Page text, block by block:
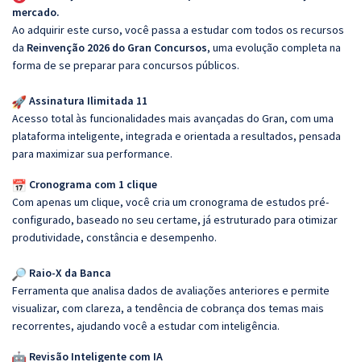
mercado.
Ao adquirir este curso, você passa a estudar com todos os recursos
da Reinvenção 2026 do Gran Concursos, uma evolução completa na
forma de se preparar para concursos públicos.
Assinatura Ilimitada 11
Acesso total às funcionalidades mais avançadas do Gran, com uma
plataforma inteligente, integrada e orientada a resultados, pensada
para maximizar sua performance.
Cronograma com 1 clique
Com apenas um clique, você cria um cronograma de estudos pré-
configurado, baseado no seu certame, já estruturado para otimizar
produtividade, constância e desempenho.
Raio-X da Banca
Ferramenta que analisa dados de avaliações anteriores e permite
visualizar, com clareza, a tendência de cobrança dos temas mais
recorrentes, ajudando você a estudar com inteligência.
Revisão Inteligente com IA